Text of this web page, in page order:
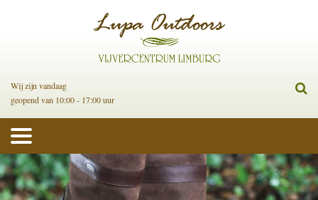
Wij zijn vandaag
geopend van 10:00 - 17:00 uur